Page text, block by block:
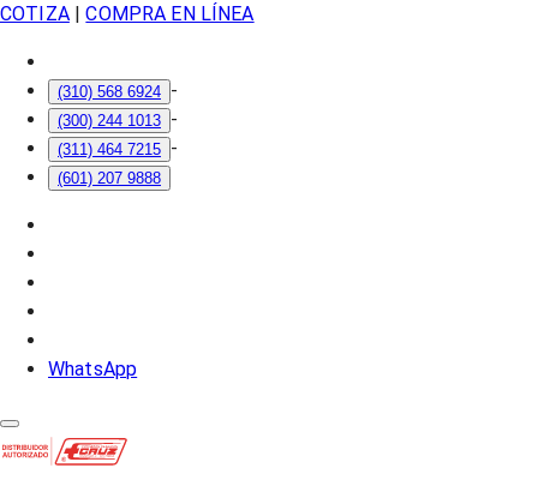
COTIZA| COMPRA EN LÍNEA
(310) 568 6924 -
(300) 244 1013 -
(311) 464 7215 -
(601) 207 9888
WhatsApp